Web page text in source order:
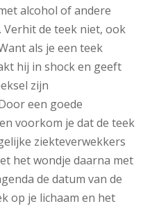
alcohol of andere
Verhit de teek niet, ook
als je een teek
hij in shock en geeft
zijn
een goede
voorkom je dat de teek
ziekteverwekkers
het wondje daarna met
de datum van de
op je lichaam en het